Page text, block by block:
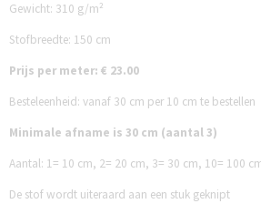
Gewicht: 310 g/m²
Stofbreedte: 150 cm
Prijs per meter: € 23.00
Besteleenheid: vanaf 30 cm per 10 cm te bestellen
Minimale afname is 30 cm (aantal 3)
Aantal: 1= 10 cm, 2= 20 cm, 3= 30 cm, 10= 100
De stof wordt uiteraard aan een stuk geknipt